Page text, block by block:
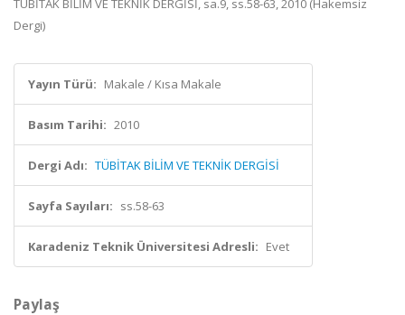
TÜBİTAK BİLİM VE TEKNİK DERGİSİ, sa.9, ss.58-63, 2010 (Hakemsiz
Dergi)
Yayın Türü: Makale / Kısa Makale
Basım Tarihi: 2010
Dergi Adı: TÜBİTAK BİLİM VE TEKNİK DERGİSİ
Sayfa Sayıları: ss.58-63
Karadeniz Teknik Üniversitesi Adresli: Evet
Paylaş